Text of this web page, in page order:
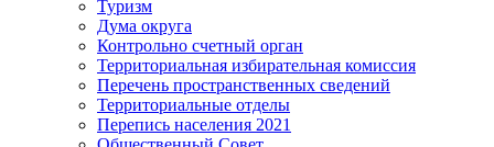
Туризм
Дума округа
Контрольно счетный орган
Территориальная избирательная комиссия
Перечень пространственных сведений
Территориальные отделы
Перепись населения 2021